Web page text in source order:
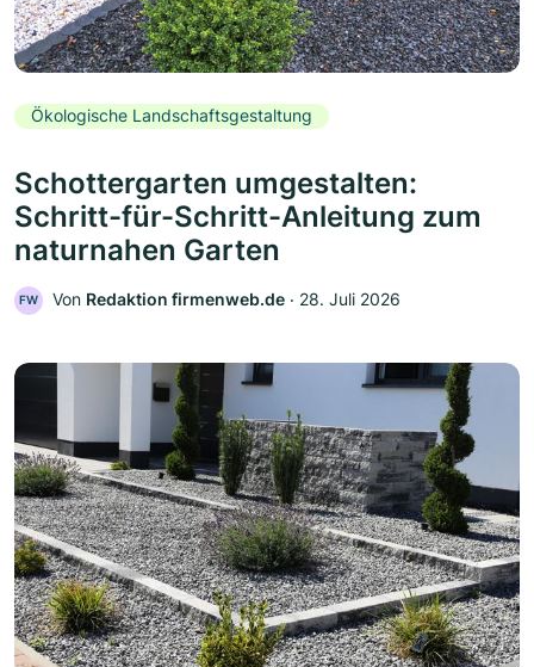
Ökologische Landschaftsgestaltung
Schottergarten umgestalten:
Schritt-für-Schritt-Anleitung zum
naturnahen Garten
FW Von Redaktion firmenweb.de ‧ 28. Juli 2026